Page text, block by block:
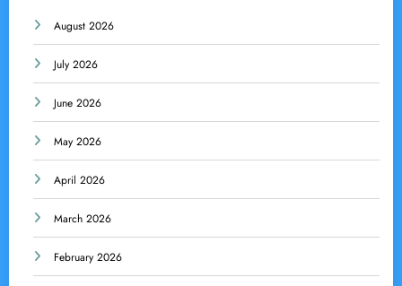
August 2026
July 2026
June 2026
May 2026
April 2026
March 2026
February 2026